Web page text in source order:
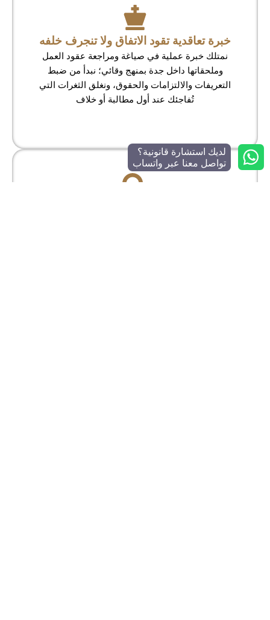
خبرة تعاقدية تقود الاتفاق ولا تنجرف خلفه
نمتلك خبرة عملية في صياغة ومراجعة عقود العمل
وملحقاتها داخل جدة بمنهج وقائي؛ نبدأ من ضبط
التعريفات والالتزامات والحقوق، ونغلق الثغرات التي
تُفاجئك عند أول مطالبة أو خلاف
لديك استشارة قانونية؟
تواصل معنا عبر واتساب